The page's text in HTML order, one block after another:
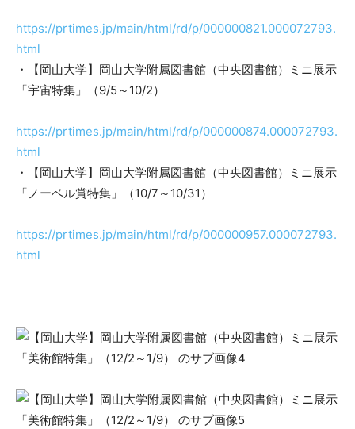
https://prtimes.jp/main/html/rd/p/000000821.000072793.
html
・【岡山大学】岡山大学附属図書館（中央図書館）ミニ展示
「宇宙特集」（9/5～10/2）
https://prtimes.jp/main/html/rd/p/000000874.000072793.
html
・【岡山大学】岡山大学附属図書館（中央図書館）ミニ展示
「ノーベル賞特集」（10/7～10/31）
https://prtimes.jp/main/html/rd/p/000000957.000072793.
html